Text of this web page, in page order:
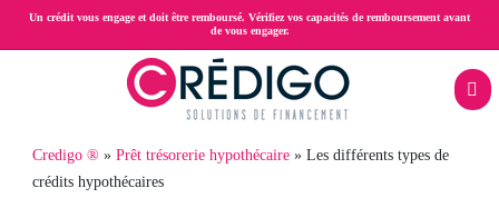
Aller
Un crédit vous engage et doit être remboursé. Vérifiez vos capacités de remboursement avant
de vous engager.
Fil
d'Ariane
Credigo ® Prêt trésorerie hypothécaire
Les différents types de
crédits hypothécaires
Menu
mobileRachat